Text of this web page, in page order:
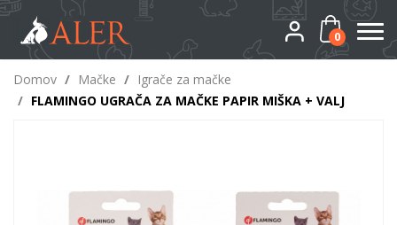
0
Domov / Mačke / Igrače za mačke
/ FLAMINGO UGRAČA ZA MAČKE PAPIR MIŠKA + VALJ